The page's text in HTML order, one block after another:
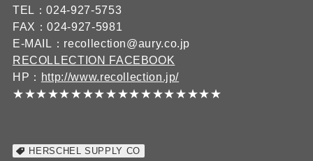
TEL：024-927-5753
FAX：024-927-5981
E-MAIL：recollection@aury.co.jp
RECOLLECTION FACEBOOK
HP： http://www.recollection.jp/
★★★★★★★★★★★★★★★★★★
HERSCHEL SUPPLY CO